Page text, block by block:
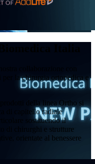
per la chirurgia ortopedica e
della linea Ortho si
di capitello radiale
sostituendo il
di chirurghi e strutture
orientate al benessere